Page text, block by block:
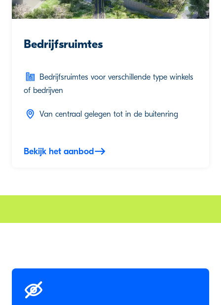
Bedrijfsruimtes
Bedrijfsruimtes voor verschillende type winkels
of bedrijven
Van centraal gelegen tot in de buitenring
Bekijk het aanbod